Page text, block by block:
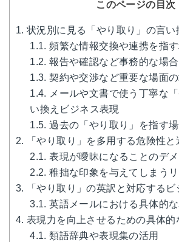
このページの目次
1. 状況別に見る「やり取り」の言
1.1. 頻繁な情報交換や連携を指
1.2. 報告や確認など事務的な場合
1.3. 契約や交渉など重要な場面
1.4. メールや文書で使う丁寧な
い換えビジネス表現
1.5. 過去の「やり取り」を指す
2. 「やり取り」を多用する危険性
2.1. 表現が曖昧になることのデメ
2.2. 稚拙な印象を与えてしまうリ
3. 「やり取り」の英訳と対応するビ
3.1. 英語メールにおける具体的
4. 表現力を向上させるための具体的
4.1. 類語辞典や表現集の活用